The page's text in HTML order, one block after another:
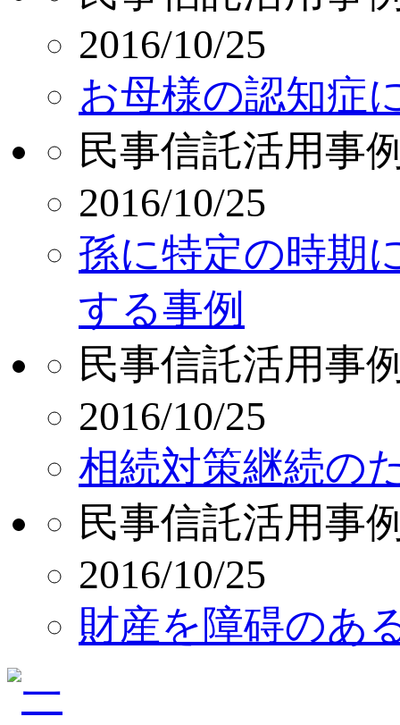
2016/10/25
お母様の認知症
民事信託活用事
2016/10/25
孫に特定の時期
する事例
民事信託活用事
2016/10/25
相続対策継続の
民事信託活用事
2016/10/25
財産を障碍のあ